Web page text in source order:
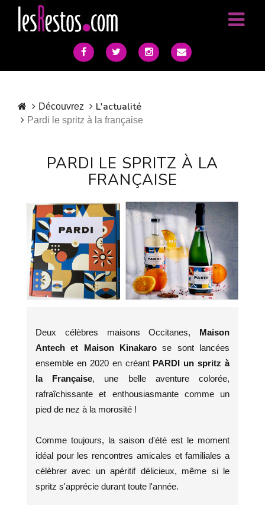
Découvrez L'actualité
Pardi le spritz à la française
PARDI LE SPRITZ À LA
FRANÇAISE
Deux célèbres maisons Occitanes, Maison
Antech et Maison Kinakarose sont lancées
ensemble en 2020 en créant PARDI un spritz à
la Française, une belle aventure colorée,
rafraîchissante et enthousiasmante comme un
pied de nez à la morosité !
Comme toujours, la saison d'été est le moment
idéal pour les rencontres amicales et familiales a
célèbrer avec un apéritif délicieux, même si le
spritz s'apprécie durant toute l'année.